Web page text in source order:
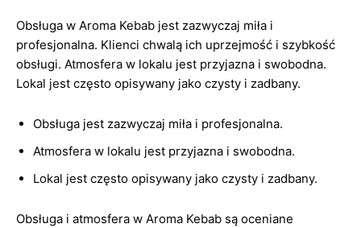
Obsługa w Aroma Kebab jest zazwyczaj miła i
profesjonalna. Klienci chwalą ich uprzejmość i szybkość
obsługi. Atmosfera w lokalu jest przyjazna i swobodna.
Lokal jest często opisywany jako czysty i zadbany.
Obsługa jest zazwyczaj miła i profesjonalna.
Atmosfera w lokalu jest przyjazna i swobodna.
Lokal jest często opisywany jako czysty i zadbany.
Obsługa i atmosfera w Aroma Kebab są oceniane